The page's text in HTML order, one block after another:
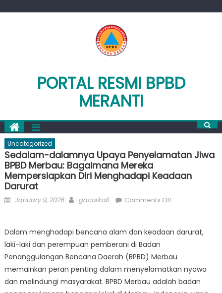
PORTAL RESMI BPBD
MERANTI
Uncategorized
Sedalam-dalamnya Upaya Penyelamatan Jiwa
BPBD Merbau: Bagaimana Mereka
Mempersiapkan Diri Menghadapi Keadaan
Darurat
Posted
January 9, 2026 Author
gacorkali Comments Offon
Upaya
Jiwa
BPBD
Merbau:
Bagaimana
Dalam menghadapi bencana alam dan keadaan darurat,
laki-laki dan perempuan pemberani di Badan
Penanggulangan Bencana Daerah (BPBD) Merbau
memainkan peran penting dalam menyelamatkan nyawa
dan melindungi masyarakat. BPBD Merbau adalah badan